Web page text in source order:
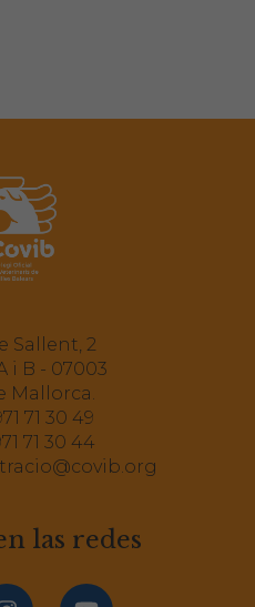
Sallent, 2
i B - 07003
Mallorca.
71 30 49
71 30 44
las redes